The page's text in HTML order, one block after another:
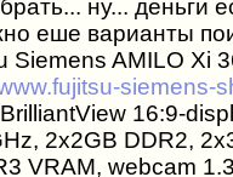
ну... деньги
еше варианты
Siemens AMILO Xi
siemens-
16:9-
2x2GB DDR2,
VRAM, webcam